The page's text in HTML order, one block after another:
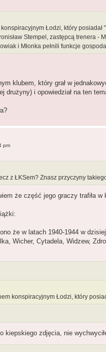
Łodzi, który posiadał
Stempel, zastępcą trenera
i Młonka pełnili funkcje
klubem, który grał w
i opowiedział na ten
pm
z ŁKSem? Znasz przyczyny
że część jego graczy trafiła
że w latach 1940-1944 w
Wicher, Cytadela, Widzew,
konspiracyjnym Łodzi, który
kiepskiego zdjęcia, nie